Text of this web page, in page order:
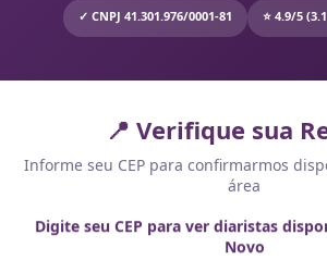
✓ CNPJ 41.301.976/0001-81 ⭐ 4.9/5
📍 Verifique sua
Informe seu CEP para confirmarmos
área
Digite seu CEP para ver diaristas
Novo